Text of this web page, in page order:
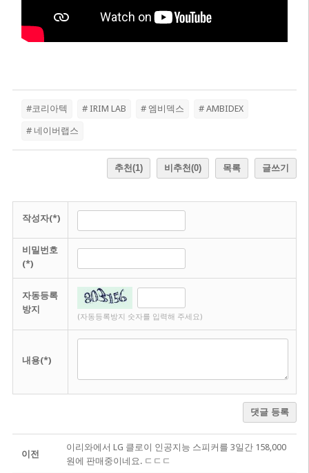
#코리아텍 # IRIM LAB # 엠비덱스 # AMBIDEX
# 네이버랩스
추천(1) 비추천(0) 목록 글쓰기
작성자(*)
비밀번호
(*)
자동등록
방지
(자동등록방지 숫자를 입력해 주세요)
내용(*)
댓글 등록
이전
이리와에서 LG 클로이 인공지능 스피커를 3일간 158,000
원에 판매중이네요. ㄷㄷㄷ